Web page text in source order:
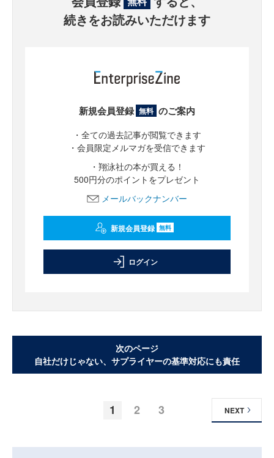
続きをお読みいただけます
新規会員登録 無料 のご案内
・全ての過去記事が閲覧できます
・会員限定メルマガを受信できます
・翔泳社の本が買える！
500円分のポイントをプレゼント
メールバックナンバー
新規会員登録 無料
ログイン
次のページ
自社だけじゃない、サプライヤーの基準対応にも責任
1 2 3 NEXT